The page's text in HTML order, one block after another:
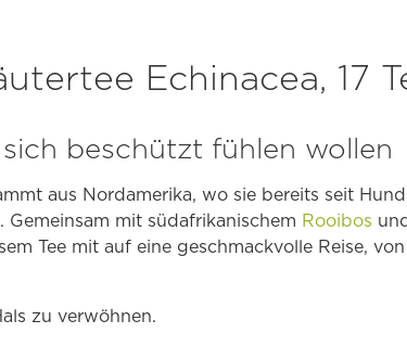
Echinacea, 17
beschützt fühlen wollen
aus Nordamerika, wo sie bereits seit
mit südafrikanischem Rooibos
Tee mit auf eine geschmackvolle Reise,
zu verwöhnen.